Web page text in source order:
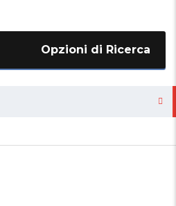
Opzioni di Ricerca